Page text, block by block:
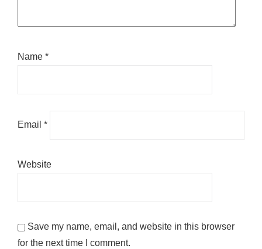
Name *
Email *
Website
Save my name, email, and website in this browser
for the next time I comment.